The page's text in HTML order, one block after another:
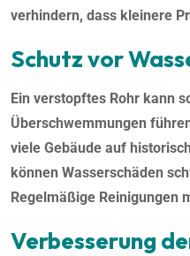
verhindern, dass kleinere
Schutz vor
Ein verstopftes Rohr kann
Überschwemmungen
viele Gebäude auf
können Wasserschäden
Regelmäßige Reinigungen
Verbesserung